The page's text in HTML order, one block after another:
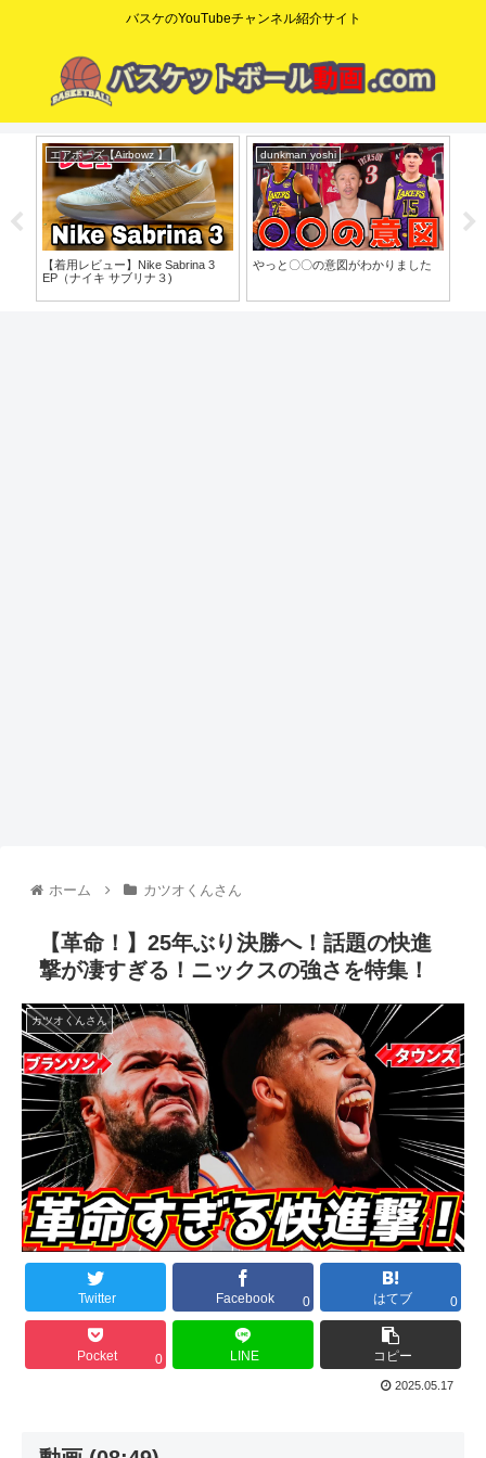
バスケのYouTubeチャンネル紹介サイト
エアボーズ【Airbowz 】
【着用レビュー】Nike Sabrina 3
EP（ナイキ サブリナ３)
dunkman yoshi
やっと〇〇の意図がわかりました
ホーム カツオくんさん
【革命！】25年ぶり決勝へ！話題の快進
撃が凄すぎる！ニックスの強さを特集！
カツオくんさん
Twitter Facebook 0 はてブ 0
Pocket 0 LINE コピー
2025.05.17